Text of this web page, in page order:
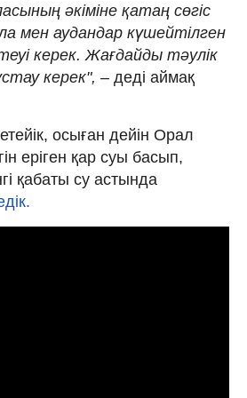
әкіміне қатаң сөгіс
мен аудандар күшейтілген
керек. Жағдайды тәулік
керек", – деді аймақ
осыған дейін Орал
еріген қар суы басып,
қабаты су астында